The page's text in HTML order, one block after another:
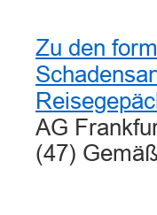
Zu den
AG
(47)